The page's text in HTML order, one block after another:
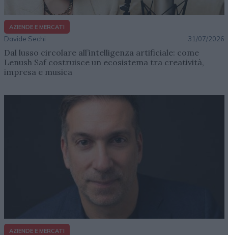
AZIENDE E MERCATI
Davide Sechi 31/07/2026
Dal lusso circolare all’intelligenza artificiale: come
Lenush Saf costruisce un ecosistema tra creatività,
impresa e musica
AZIENDE E MERCATI